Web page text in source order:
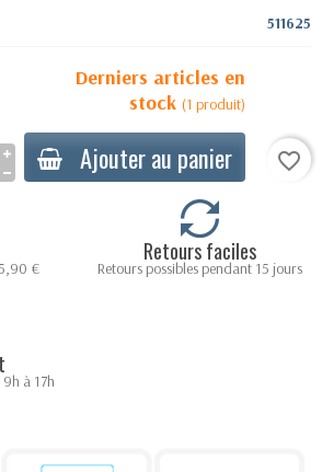
511625
Derniers articles en
stock (1 produit)
Ajouter au panier favorite_border
€
Retours faciles
Retours possibles pendant 15 jours
à 17h